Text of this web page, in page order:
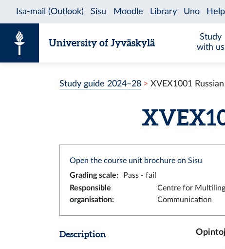
University of Jyväskylä
Study
with us
Study guide 2024–28 XVEX1001
Open the course unit brochure on Sisu
Grading scale: Pass - fail
Responsible
organisation:
Centre for
Communication
Description